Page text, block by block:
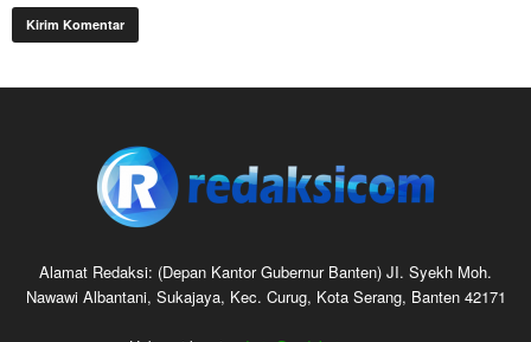
Alamat Redaksi: (Depan Kantor Gubernur Banten) JI. Syekh Moh.
Nawawi Albantani, Sukajaya, Kec. Curug, Kota Serang, Banten 42171